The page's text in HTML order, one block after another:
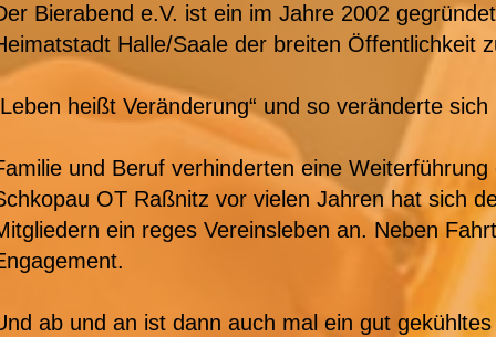
Bierabend e.V. ist ein im Jahre 2002
Halle/Saale der breiten Öffentlichkeit
heißt Veränderung“ und so veränderte
und Beruf verhinderten eine
OT Raßnitz vor vielen Jahren hat sich
ein reges Vereinsleben an. Neben
ab und an ist dann auch mal ein gut